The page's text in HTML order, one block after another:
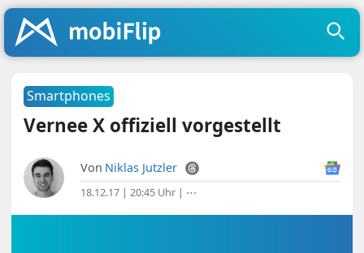
Smartphones
Vernee X offiziell vorgestellt
Von Niklas Jutzler
18.12.17 | 20:45 Uhr | ⋯